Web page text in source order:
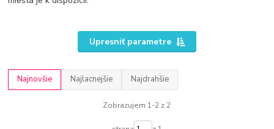
Upresniť parametre
Najnovšie Najlacnejšie Najdrahšie
Zobrazujem 1-2 z 2